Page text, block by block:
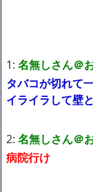
ハードオフに売
私は6年間「子
たけど子無しの原
Powered by
1: 名無しさん＠
タバコが切れて
イライラして壁
2: 名無しさん＠
病院行け